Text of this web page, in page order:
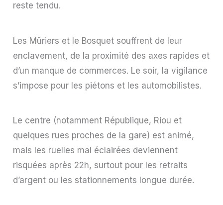
reste tendu.
Les Mûriers et le Bosquet souffrent de leur
enclavement, de la proximité des axes rapides et
d’un manque de commerces. Le soir, la vigilance
s’impose pour les piétons et les automobilistes.
Le centre (notamment République, Riou et
quelques rues proches de la gare) est animé,
mais les ruelles mal éclairées deviennent
risquées après 22h, surtout pour les retraits
d’argent ou les stationnements longue durée.